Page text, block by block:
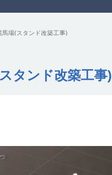
馬場(スタンド改築工事)
タンド改築工事)